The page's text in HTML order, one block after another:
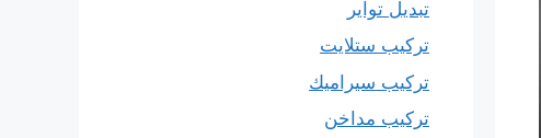
تبديل تواير
تركيب ستلايت
تركيب سيراميك
تركيب مداخن